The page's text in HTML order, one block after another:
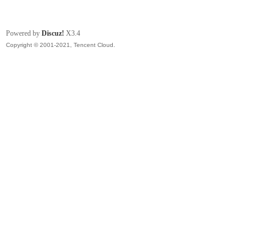
Powered by Discuz! X3.4
Copyright © 2001-2021, Tencent Cloud.